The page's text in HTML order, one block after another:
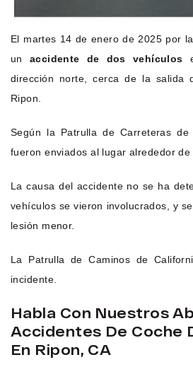
El martes 14 de enero de 2025 por
un accidente de dos vehículos
dirección norte, cerca de la salida
Ripon.
Según la Patrulla de Carreteras
fueron enviados al lugar alrededor de
La causa del accidente no se ha
vehículos se vieron involucrados, y
lesión menor.
La Patrulla de Caminos de
incidente.
Habla Con Nuestros
Accidentes De Coche
En Ripon, CA